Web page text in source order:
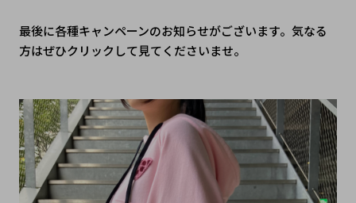
最後に各種キャンペーンのお知らせがございます。気なる
方はぜひクリックして見てくださいませ。